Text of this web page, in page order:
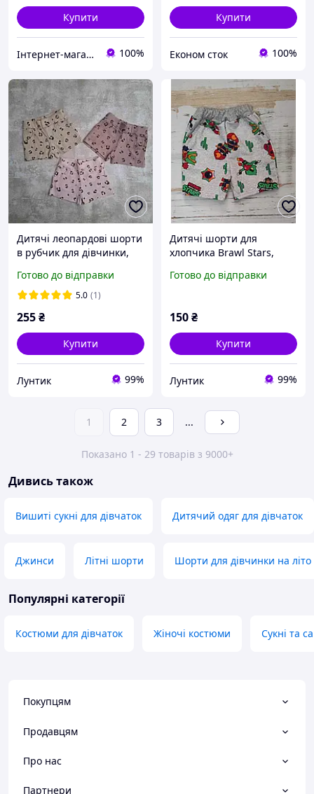
Купити
Інтернет-магазин "Помаранчик" 100%
Купити
Економ сток 100%
Дитячі леопардові шорти
в рубчик для дівчинки,
трикотажні треси
шортики мустанг
Готово до відправки
5.0 (1)
255₴
Купити
Лунтик 99%
Дитячі шорти для
хлопчика Brawl Stars,
Готово до відправки
150₴
Купити
Лунтик 99%
1 2 3 ...
Показано 1 - 29 товарів з 9000+
Дивись також
Вишиті сукні для дівчаток Дитячий одяг для дівчаток
Джинси Літні шорти Шорти для дівчинки на літо
Популярні категорії
Костюми для дівчаток Жіночі костюми Сукні та
Покупцям
Продавцям
Про нас
Партнери